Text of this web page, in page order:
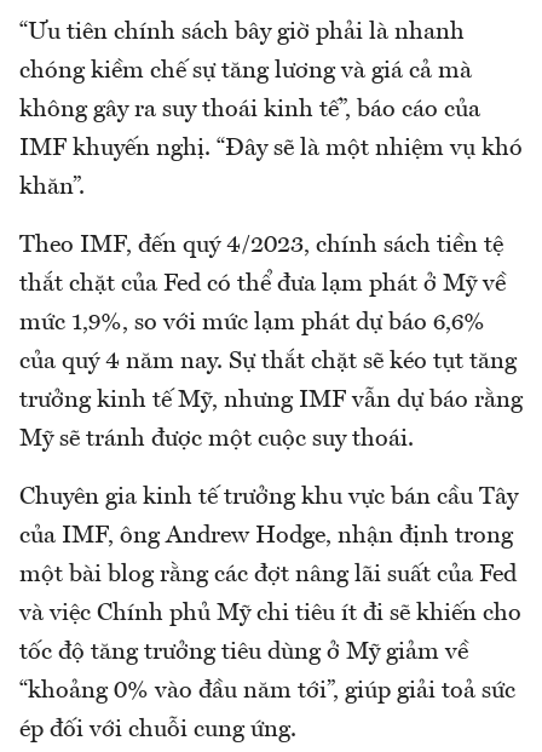
“Ưu tiên chính sách bây giờ phải là nhanh
chóng kiềm chế sự tăng lương và giá cả mà
không gây ra suy thoái kinh tế”, báo cáo của
IMF khuyến nghị. “Đây sẽ là một nhiệm vụ khó
khăn”.
Theo IMF, đến quý 4/2023, chính sách tiền tệ
thắt chặt của Fed có thể đưa lạm phát ở Mỹ về
mức 1,9%, so với mức lạm phát dự báo 6,6%
của quý 4 năm nay. Sự thắt chặt sẽ kéo tụt tăng
trưởng kinh tế Mỹ, nhưng IMF vẫn dự báo rằng
Mỹ sẽ tránh được một cuộc suy thoái.
Chuyên gia kinh tế trưởng khu vực bán cầu Tây
của IMF, ông Andrew Hodge, nhận định trong
một bài blog rằng các đợt nâng lãi suất của Fed
và việc Chính phủ Mỹ chi tiêu ít đi sẽ khiến cho
tốc độ tăng trưởng tiêu dùng ở Mỹ giảm về
“khoảng 0% vào đầu năm tới”, giúp giải toả sức
ép đối với chuỗi cung ứng.